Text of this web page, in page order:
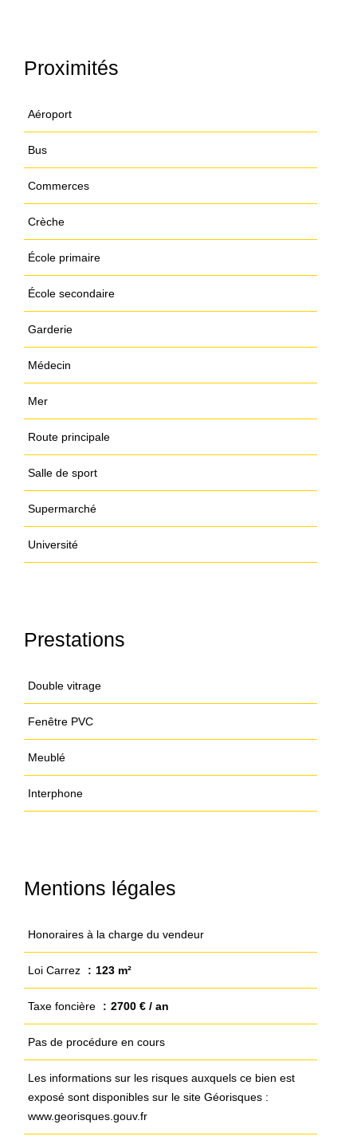
Proximités
Aéroport
Bus
Commerces
Crèche
École primaire
École secondaire
Garderie
Médecin
Mer
Route principale
Salle de sport
Supermarché
Université
Prestations
Double vitrage
Fenêtre PVC
Meublé
Interphone
Mentions légales
Honoraires à la charge du vendeur
Loi Carrez 123 m²
Taxe foncière 2700 € / an
Pas de procédure en cours
Les informations sur les risques auxquels ce bien est
exposé sont disponibles sur le site Géorisques :
www.georisques.gouv.fr